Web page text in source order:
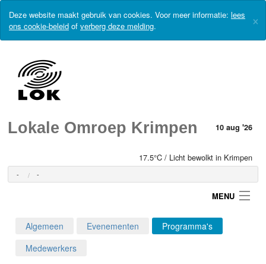
Deze website maakt gebruik van cookies. Voor meer informatie: lees
ons cookie-beleid of verberg deze melding. ×
Lokale Omroep Krimpen 10 aug '26
17.5°C / Licht bewolkt in Krimpen
- -
MENU
Algemeen Evenementen
Programma's
Medewerkers